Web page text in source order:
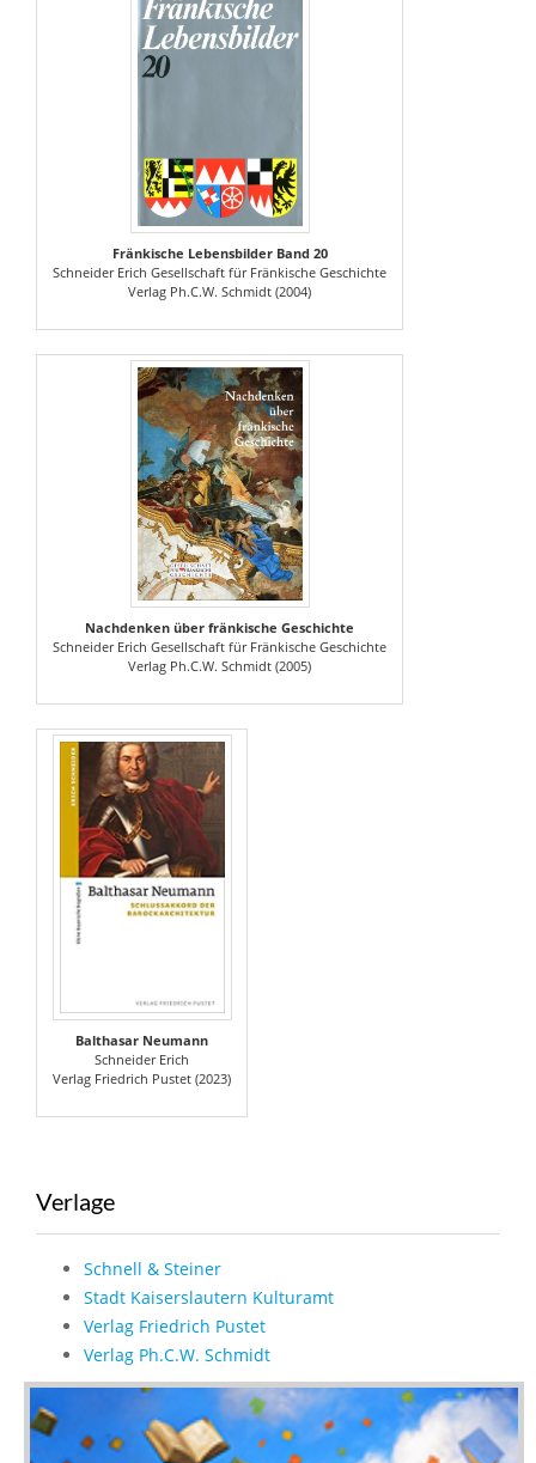
Fränkische Lebensbilder Band 20
Schneider Erich Gesellschaft für Fränkische Geschichte
Verlag Ph.C.W. Schmidt (2004)
Nachdenken über fränkische Geschichte
Schneider Erich Gesellschaft für Fränkische Geschichte
Verlag Ph.C.W. Schmidt (2005)
Balthasar Neumann
Schneider Erich
Verlag Friedrich Pustet (2023)
Verlage
Schnell & Steiner
Stadt Kaiserslautern Kulturamt
Verlag Friedrich Pustet
Verlag Ph.C.W. Schmidt